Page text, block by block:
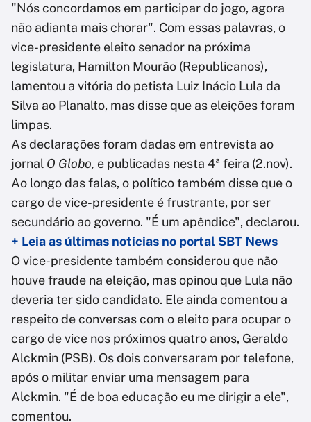
"Nós concordamos em participar do jogo, agora
não adianta mais chorar". Com essas palavras, o
vice-presidente eleito senador na próxima
legislatura, Hamilton Mourão (Republicanos),
lamentou a vitória do petista Luiz Inácio Lula da
Silva ao Planalto, mas disse que as eleições foram
limpas.
As declarações foram dadas em entrevista ao
jornal O Globo, e publicadas nesta 4ª feira (2.nov).
Ao longo das falas, o político também disse que o
cargo de vice-presidente é frustrante, por ser
secundário ao governo. "É um apêndice", declarou.
+ Leia as últimas notícias no portal SBT News
O vice-presidente também considerou que não
houve fraude na eleição, mas opinou que Lula não
deveria ter sido candidato. Ele ainda comentou a
respeito de conversas com o eleito para ocupar o
cargo de vice nos próximos quatro anos, Geraldo
Alckmin (PSB). Os dois conversaram por telefone,
após o militar enviar uma mensagem para
Alckmin. "É de boa educação eu me dirigir a ele",
comentou.